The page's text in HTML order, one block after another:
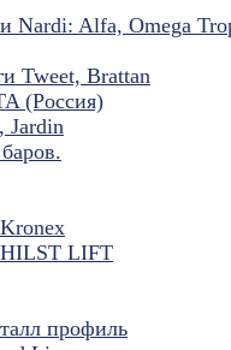
Nardi: Alfa, Omega
Tweet, Brattan
(Россия)
Jardin
LIFT
профиль